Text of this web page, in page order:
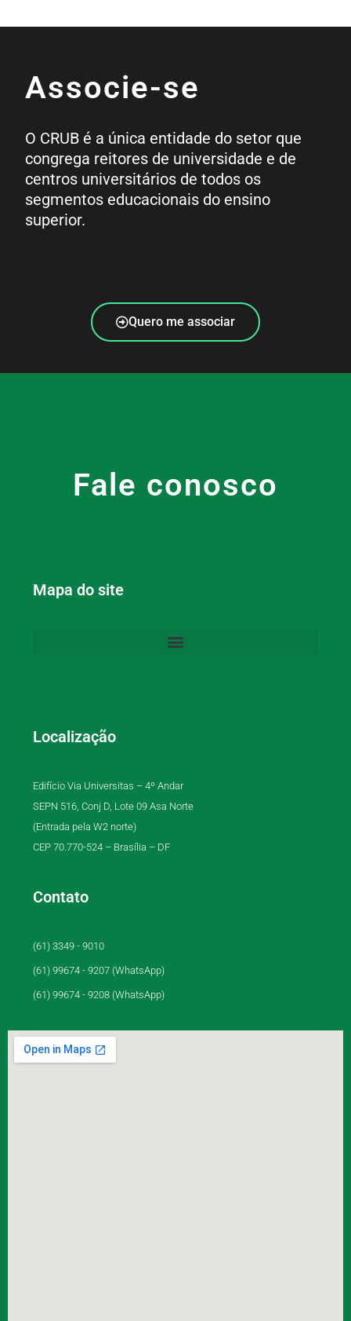
Associe-se
O CRUB é a única entidade do setor que
congrega reitores de universidade e de
centros universitários de todos os
segmentos educacionais do ensino
superior.
Quero me associar
Fale conosco
Mapa do site
Localização
Edifício Via Universitas – 4º Andar
SEPN 516, Conj D, Lote 09 Asa Norte
(Entrada pela W2 norte)
CEP 70.770-524 – Brasília – DF
Contato
(61) 3349 - 9010
(61) 99674 - 9207 (WhatsApp)
(61) 99674 - 9208 (WhatsApp)